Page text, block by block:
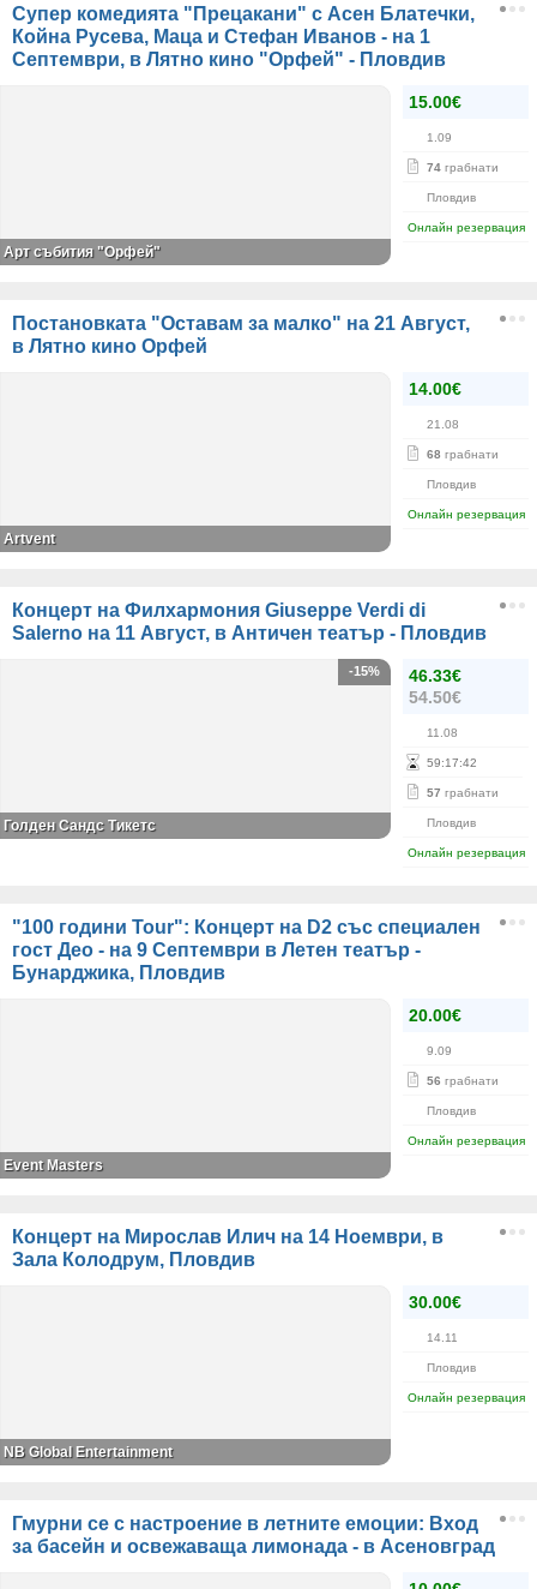
Супер комедията "Прецакани" с Асен Блатечки,
Койна Русева, Маца и Стефан Иванов - на 1
Септември, в Лятно кино "Орфей" - Пловдив
15.00€
1.09
74 грабнати
Пловдив
Онлайн резервация
Арт събития "Орфей"
Постановката "Оставам за малко" на 21 Август,
в Лятно кино Орфей
14.00€
21.08
68 грабнати
Пловдив
Онлайн резервация
Аrtvent
Концерт на Филхармония Giuseppe Verdi di
Salerno на 11 Август, в Античен театър - Пловдив
46.33€
54.50€
11.08
59:17:42
57 грабнати
Пловдив
Онлайн резервация
-15%
Голден Сандс Тикетс
"100 години Tour": Концерт на D2 със специален
гост Део - на 9 Септември в Летен театър -
Бунарджика, Пловдив
20.00€
9.09
56 грабнати
Пловдив
Онлайн резервация
Event Masters
Концерт на Мирослав Илич на 14 Ноември, в
Зала Колодрум, Пловдив
30.00€
14.11
Пловдив
Онлайн резервация
NB Global Entertainment
Гмурни се с настроение в летните емоции: Вход
за басейн и освежаваща лимонада - в Асеновград